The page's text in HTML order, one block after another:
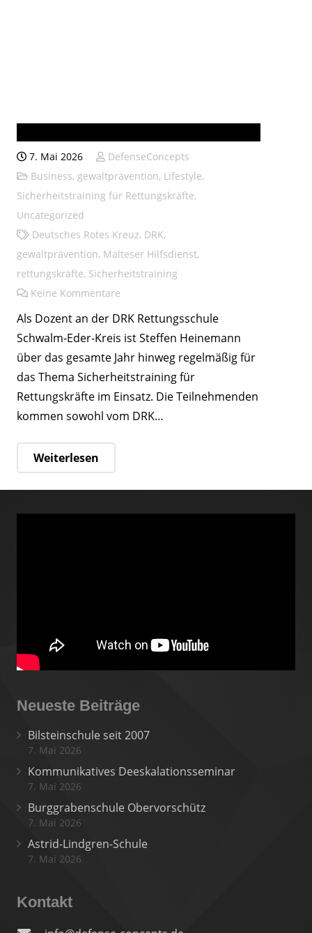
7. Mai 2026
DefenseConcepts
Business, gewaltprävention, Lifestyle,
Sicherheitstraining für Rettungskräfte,
Uncategorized
Deutsches Rotes Kreuz, DRK,
gewaltprävention, Malteser Hilfsdienst,
rettungskräfte, Sicherheitstraining
Keine Kommentare
Als Dozent an der DRK Rettungsschule
Schwalm-Eder-Kreis ist Steffen Heinemann
über das gesamte Jahr hinweg regelmäßig für
das Thema Sicherheitstraining für
Rettungskräfte im Einsatz. Die Teilnehmenden
kommen sowohl vom DRK…
Weiterlesen
Neueste Beiträge
Bilsteinschule seit 2007
7. Mai 2026
Kommunikatives Deeskalationsseminar
7. Mai 2026
Burggrabenschule Obervorschütz
7. Mai 2026
Astrid-Lindgren-Schule
7. Mai 2026
Kontakt